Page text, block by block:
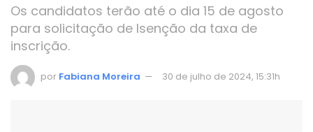
Os candidatos terão até o dia 15 de agosto
para solicitação de Isenção da taxa de
inscrição.
por Fabiana Moreira 30 de julho de 2024, 15:31h